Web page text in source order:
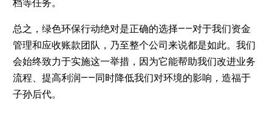
档等任务。
总之，绿色环保行动绝对是正确的选择——对于我们资金
管理和应收账款团队，乃至整个公司来说都是如此。我们
会始终致力于实施这一举措，因为它能帮助我们改进业务
流程、提高利润——同时降低我们对环境的影响，造福于
子孙后代。